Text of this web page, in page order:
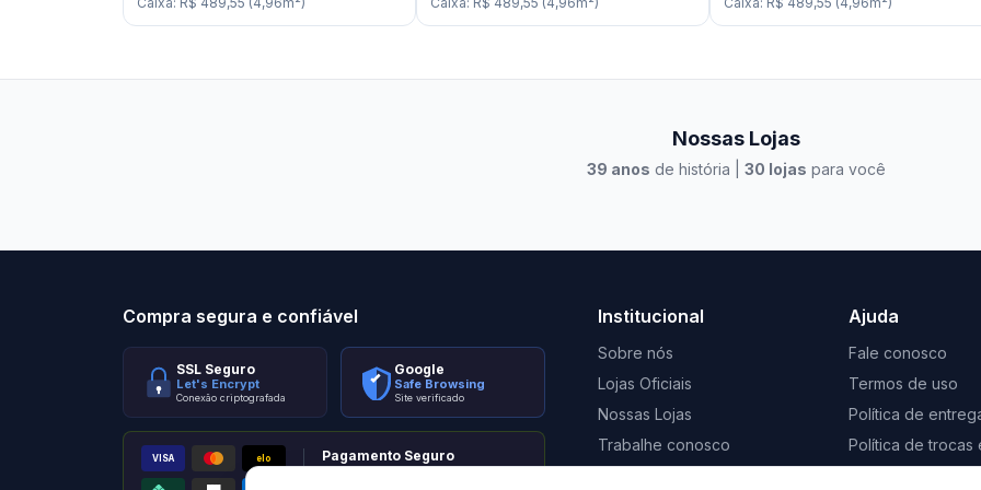
Nossas Lojas
39 anos de história | 30 lojas para você
Elevato Xangri-Lá
Compra segura e confiável
SSL Seguro
Let's Encrypt
Conexão criptografada
Google
Safe Browsing
Site verificado
VISA elo Pagamento Seguro
Institucional
Sobre nós
Lojas Oficiais
Nossas Lojas
Trabalhe conosco
Ajuda
Fale conosco
Termos de uso
Política de
Política de trocas